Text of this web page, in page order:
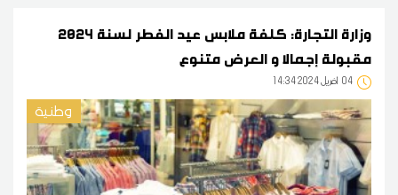
وزارة التجارة: كلفة ملابس عيد الفطر لسنة 2024
مقبولة إجمالا و العرض متنوع
04 14:34 2024 أفريل
وطنية